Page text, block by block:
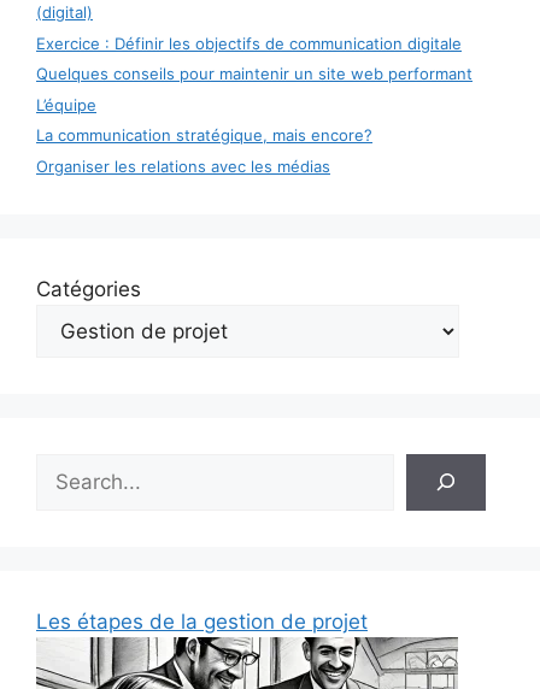
(digital)
Exercice : Définir les objectifs de communication digitale
Quelques conseils pour maintenir un site web performant
L’équipe
La communication stratégique, mais encore?
Organiser les relations avec les médias
Catégories
Les étapes de la gestion de projet